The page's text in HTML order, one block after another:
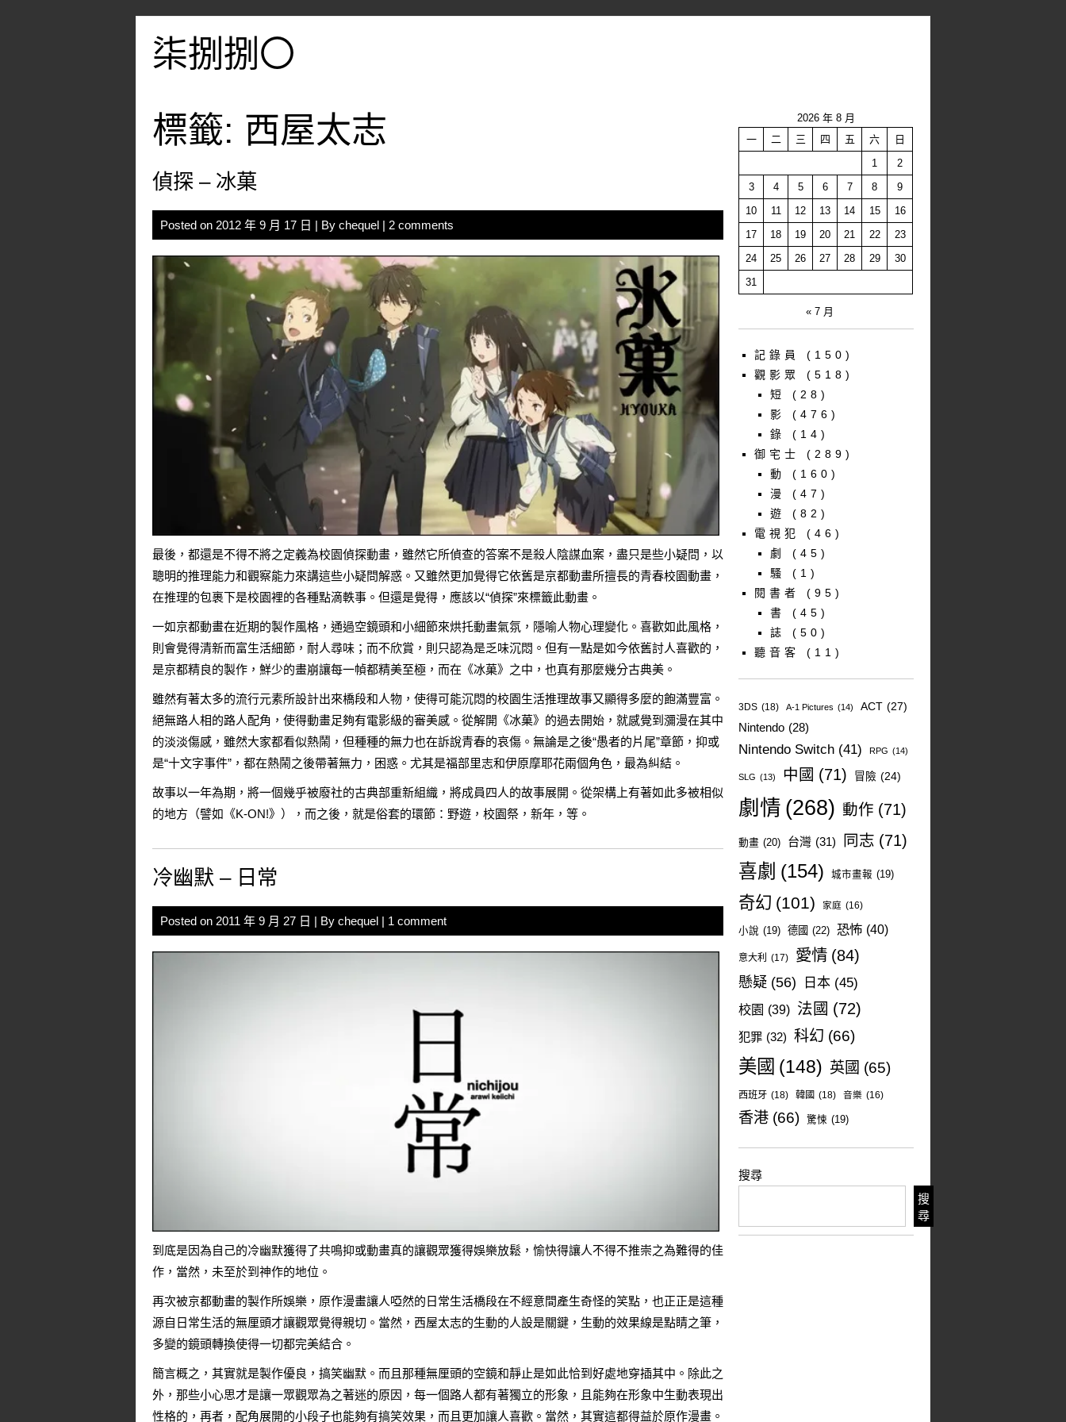
柒捌捌〇
標籤: 西屋太志
偵探 – 冰菓
Posted on 2012 年 9 月 17 日 | By chequel | 2 comments
最後，都還是不得不將之定義為校園偵探動畫，雖然它所偵查的答案不是殺人陰謀血案，盡只是些小疑問，以
聰明的推理能力和觀察能力來講這些小疑問解惑。又雖然更加覺得它依舊是京都動畫所擅長的青春校園動畫，
在推理的包裹下是校園裡的各種點滴軼事。但還是覺得，應該以“偵探”來標籤此動畫。
一如京都動畫在近期的製作風格，通過空鏡頭和小細節來烘托動畫氣氛，隱喻人物心理變化。喜歡如此風格，
則會覺得清新而富生活細節，耐人尋味；而不欣賞，則只認為是乏味沉悶。但有一點是如今依舊討人喜歡的，
是京都精良的製作，鮮少的畫崩讓每一幀都精美至極，而在《冰菓》之中，也真有那麼幾分古典美。
雖然有著太多的流行元素所設計出來橋段和人物，使得可能沉悶的校園生活推理故事又顯得多麼的飽滿豐富。
絕無路人相的路人配角，使得動畫足夠有電影級的審美感。從解開《冰菓》的過去開始，就感覺到瀰漫在其中
的淡淡傷感，雖然大家都看似熱鬧，但種種的無力也在訴說青春的哀傷。無論是之後“愚者的片尾”章節，抑或
是“十文字事件”，都在熱鬧之後帶著無力，困惑。尤其是福部里志和伊原摩耶花兩個角色，最為糾結。
故事以一年為期，將一個幾乎被廢社的古典部重新組織，將成員四人的故事展開。從架構上有著如此多被相似
的地方（譬如 《K-ON!》 ），而之後，就是俗套的環節：野遊，校園祭，新年，等。
冷幽默 – 日常
Posted on 2011 年 9 月 27 日 | By chequel | 1 comment
到底是因為自己的冷幽默獲得了共鳴抑或動畫真的讓觀眾獲得娛樂放鬆，愉快得讓人不得不推崇之為難得的佳
作，當然，未至於到神作的地位。
再次被京都動畫的製作所娛樂，原作漫畫讓人啞然的日常生活橋段在不經意間產生奇怪的笑點，也正正是這種
源自日常生活的無厘頭才讓觀眾覺得親切。當然，西屋太志的生動的人設是關鍵，生動的效果線是點睛之筆，
多變的鏡頭轉換使得一切都完美結合。
簡言概之，其實就是製作優良，搞笑幽默。而且那種無厘頭的空鏡和靜止是如此恰到好處地穿插其中。除此之
外，那些小心思才是讓一眾觀眾為之著迷的原因，每一個路人都有著獨立的形象，且能夠在形象中生動表現出
性格的，再者，配角展開的小段子也能夠有搞笑效果，而且更加讓人喜歡。當然，其實這都得益於原作漫畫。
2026 年 8 月
一
二 三 四 五 六
日
1
2
3
4 5 6 7 8
9
10
11 12 13 14 15
16
17
18 19 20 21 22
23
24
25 26 27 28 29
30
31
« 7 月
記錄員
(150)
觀影眾
(518)
短
(28)
影
(476)
錄
(14)
御宅士
(289)
動
(160)
漫
(47)
遊
(82)
電視犯
(46)
劇
(45)
騷
(1)
閱書者
(95)
書
(45)
誌
(50)
聽音客
(11)
3DS (18) A-1 Pictures (14) ACT (27)
Nintendo (28)
Nintendo Switch (41) RPG (14)
SLG (13) 中國 (71) 冒險 (24)
劇情 (268) 動作 (71)
動畫 (20) 台灣 (31) 同志 (71)
喜劇 (154) 城市畫報 (19)
奇幻 (101) 家庭 (16)
小說 (19) 德國 (22) 恐怖 (40)
意大利 (17) 愛情 (84)
懸疑 (56) 日本 (45)
校園 (39) 法國 (72)
犯罪 (32) 科幻 (66)
美國 (148) 英國 (65)
西班牙 (18) 韓國 (18) 音樂 (16)
香港 (66) 驚悚 (19)
搜尋
搜
尋